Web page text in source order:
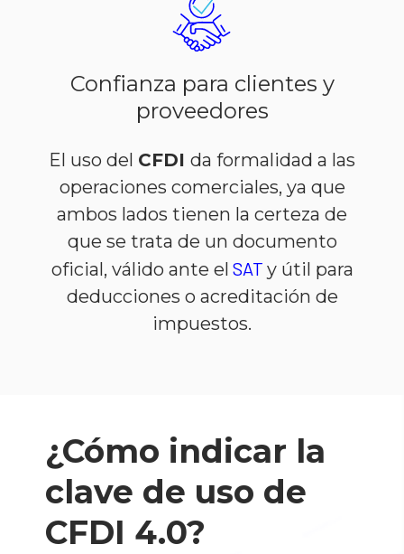
Confianza para clientes y
proveedores
El uso del CFDI da formalidad a las
operaciones comerciales, ya que
ambos lados tienen la certeza de
que se trata de un documento
oficial, válido ante el SAT y útil para
deducciones o acreditación de
impuestos.
¿Cómo indicar la
clave de uso de
CFDI 4.0?